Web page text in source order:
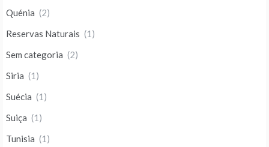
Quénia (2)
Reservas Naturais (1)
Sem categoria (2)
Siria (1)
Suécia (1)
Suiça (1)
Tunisia (1)